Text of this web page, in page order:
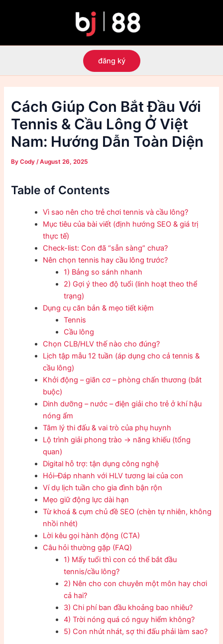
đăng ký
Cách Giúp Con Bắt Đầu Với
Tennis & Cầu Lông Ở Việt
Nam: Hướng Dẫn Toàn Diện
ByCody /August 26, 2025
Table of Contents
Vì sao nên cho trẻ chơi tennis và cầu lông?
Mục tiêu của bài viết (định hướng SEO & giá trị
thực tế)
Check-list: Con đã “sẵn sàng” chưa?
Nên chọn tennis hay cầu lông trước?
1) Bảng so sánh nhanh
2) Gợi ý theo độ tuổi (linh hoạt theo thể
trạng)
Dụng cụ căn bản & mẹo tiết kiệm
Tennis
Cầu lông
Chọn CLB/HLV thế nào cho đúng?
Lịch tập mẫu 12 tuần (áp dụng cho cả tennis &
cầu lông)
Khởi động – giãn cơ – phòng chấn thương (bắt
buộc)
Dinh dưỡng – nước – điện giải cho trẻ ở khí hậu
nóng ẩm
Tâm lý thi đấu & vai trò của phụ huynh
Lộ trình giải phong trào → năng khiếu (tổng
quan)
Digital hỗ trợ: tận dụng công nghệ
Hỏi–Đáp nhanh với HLV tương lai của con
Ví dụ lịch tuần cho gia đình bận rộn
Mẹo giữ động lực dài hạn
Từ khoá & cụm chủ đề SEO (chèn tự nhiên, không
nhồi nhét)
Lời kêu gọi hành động (CTA)
Câu hỏi thường gặp (FAQ)
1) Mấy tuổi thì con có thể bắt đầu
tennis/cầu lông?
2) Nên cho con chuyên một môn hay chơi
cả hai?
3) Chi phí ban đầu khoảng bao nhiêu?
4) Trời nóng quá có nguy hiểm không?
5) Con nhút nhát, sợ thi đấu phải làm sao?